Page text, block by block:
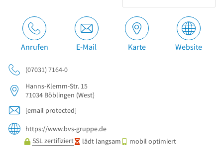
Anrufen E-Mail Karte Website
(07031) 7164-0
Hanns-Klemm-Str. 15
71034 Böblingen (West)
[email protected]
https://www.bvs-gruppe.de
SSL zertifiziert
lädt langsam mobil optimiert